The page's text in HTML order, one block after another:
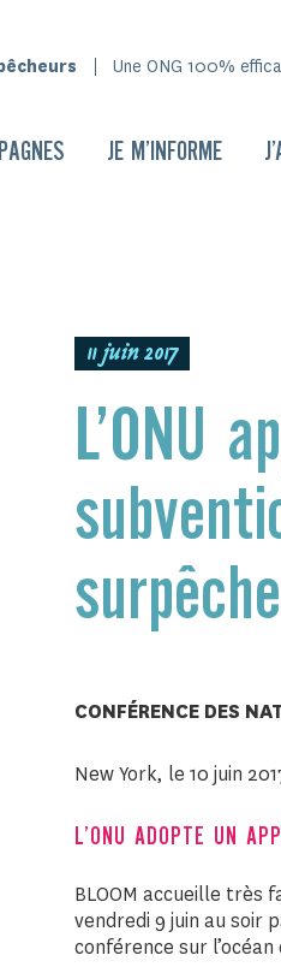
Une ONG 100%
JE M’INFORME
11 juin 2017
L’ONU
surpêche
CONFÉRENCE DES
New York, le 10 juin
L’ONU ADOPTE UN
BLOOM accueille très
vendredi 9 juin au soir
conférence sur l’océan